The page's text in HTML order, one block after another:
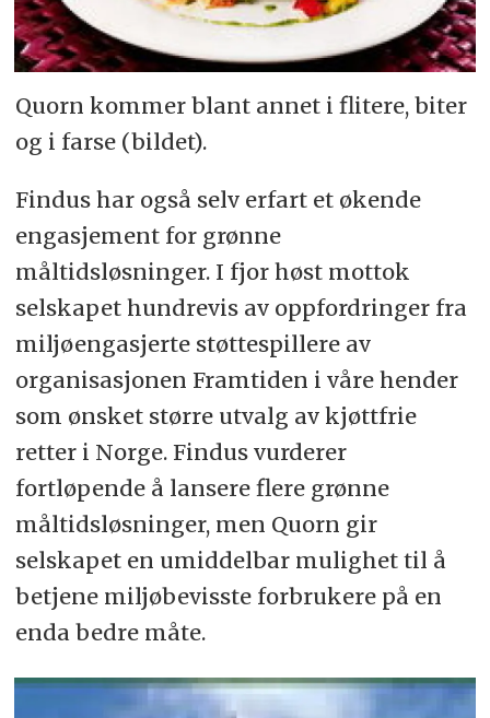
Quorn kommer blant annet i flitere, biter
og i farse (bildet).
Findus har også selv erfart et økende
engasjement for grønne
måltidsløsninger. I fjor høst mottok
selskapet hundrevis av oppfordringer fra
miljøengasjerte støttespillere av
organisasjonen Framtiden i våre hender
som ønsket større utvalg av kjøttfrie
retter i Norge. Findus vurderer
fortløpende å lansere flere grønne
måltidsløsninger, men Quorn gir
selskapet en umiddelbar mulighet til å
betjene miljøbevisste forbrukere på en
enda bedre måte.